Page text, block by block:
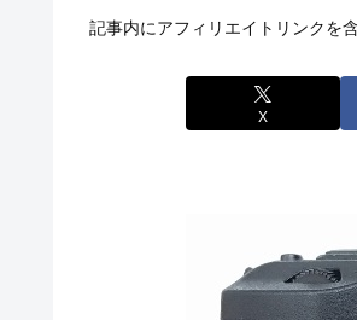
記事内にアフィリエイトリンクを
X